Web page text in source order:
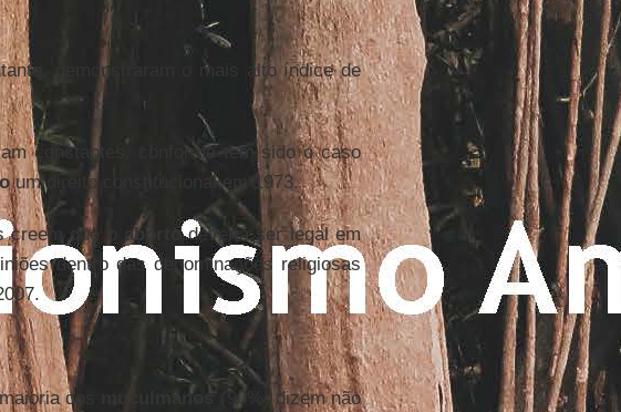
demonstraram o mais alto índice de
constantes, conforme tem sido o caso
um direito constitucional em 1973.
creem que o abortodeveria ser legal em
dentro das denominações religiosas
dos muçulmanos(90%) dizem não